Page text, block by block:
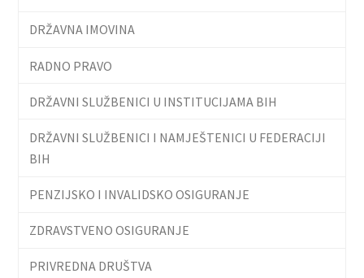
DRŽAVNA IMOVINA
RADNO PRAVO
DRŽAVNI SLUŽBENICI U INSTITUCIJAMA BIH
DRŽAVNI SLUŽBENICI I NAMJEŠTENICI U FEDERACIJI
BIH
PENZIJSKO I INVALIDSKO OSIGURANJE
ZDRAVSTVENO OSIGURANJE
PRIVREDNA DRUŠTVA